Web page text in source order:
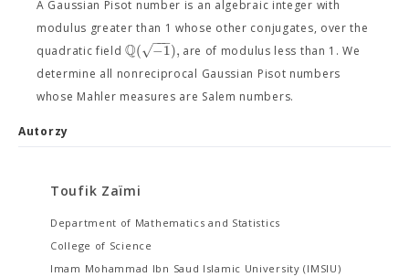
A Gaussian Pisot number is an algebraic integer with
modulus greater than 1 whose other conjugates, over the
quadratic fieldQ( −1
−−
−
√ ), are of modulus less than 1. We
determine all nonreciprocal Gaussian Pisot numbers
whose Mahler measures are Salem numbers.
Autorzy
Toufik Zaïmi
Department of Mathematics and Statistics
College of Science
Imam Mohammad Ibn Saud Islamic University (IMSIU)